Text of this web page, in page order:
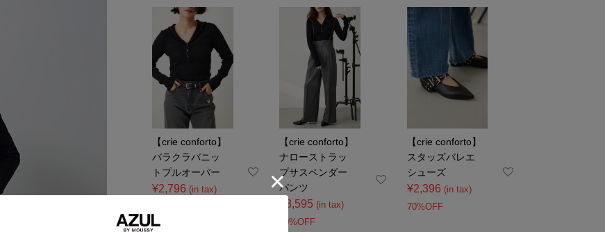
【crie conforto】
バラクラバニッ
トプルオーバー
¥2,796 (in tax)
【crie conforto】
ナローストラッ
プサスペンダー
パンツ
¥3,595 (in tax)
60%OFF
【crie conforto】
スタッズバレエ
シューズ
¥2,396 (in tax)
70%OFF